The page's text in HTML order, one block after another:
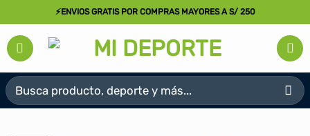
al
contenido
⚡ENVIOS GRATIS POR COMPRAS MAYORES A S/ 250
Buscar
por: